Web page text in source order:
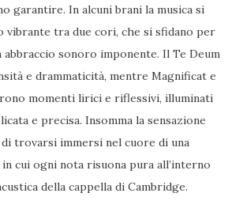
garantire. In alcuni brani la musica si
vibrante tra due cori, che si sfidano per
sonoro imponente. Il Te Deum
e drammaticità, mentre Magnificat e
momenti lirici e riflessivi, illuminati
e precisa. Insomma la sensazione
trovarsi immersi nel cuore di una
cui ogni nota risuona pura all’interno
della cappella di Cambridge.